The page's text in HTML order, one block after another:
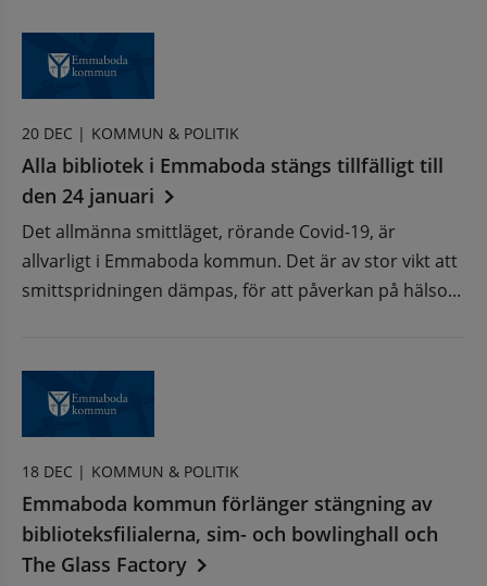
20 DEC | KOMMUN & POLITIK
Alla bibliotek i Emmaboda stängs tillfälligt till
den 24 januari
Det allmänna smittläget, rörande Covid-19, är
allvarligt i Emmaboda kommun. Det är av stor vikt att
smittspridningen dämpas, för att påverkan på hälso...
18 DEC | KOMMUN & POLITIK
Emmaboda kommun förlänger stängning av
biblioteksfilialerna, sim- och bowlinghall och
The Glass Factory